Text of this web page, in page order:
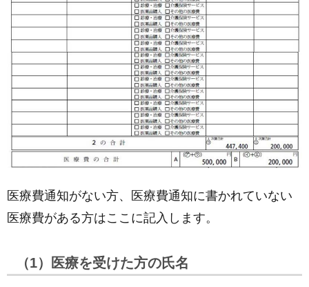
医療費通知がない方、医療費通知に書かれていない
医療費がある方はここに記入します。
（1）医療を受けた方の氏名